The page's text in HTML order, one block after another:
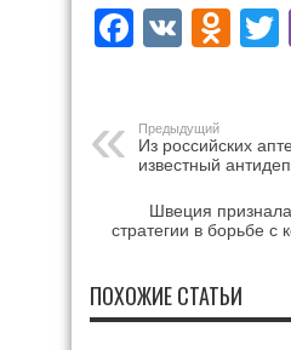
VK
Предыдущий
Из российских
известный
Швеция
стратегии в борьбе с
ПОХОЖИЕ СТАТЬИ